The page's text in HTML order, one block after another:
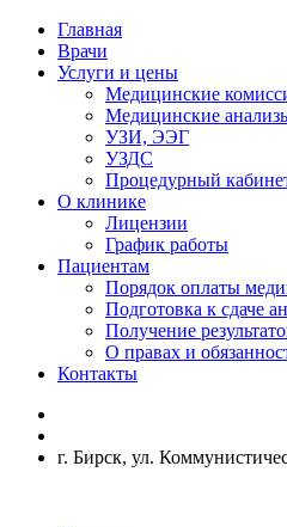
Главная
Врачи
Услуги и цены
Медицинские
Медицинские
УЗИ, ЭЭГ
УЗДС
Процедурный
О клинике
Лицензии
График работы
Пациентам
Порядок оплаты
Подготовка к сдаче
Получение
О правах и
Контакты
г. Бирск, ул.